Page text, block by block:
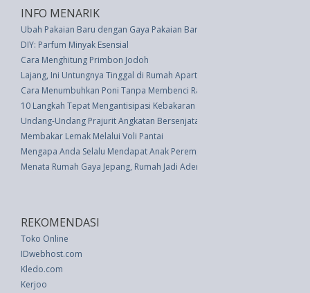
INFO MENARIK
Ubah Pakaian Baru dengan Gaya Pakaian Baru
DIY: Parfum Minyak Esensial
Cara Menghitung Primbon Jodoh
Lajang, Ini Untungnya Tinggal di Rumah Apartemen
Cara Menumbuhkan Poni Tanpa Membenci Rambut Seluruhnya
10 Langkah Tepat Mengantisipasi Kebakaran di Rumah
Undang-Undang Prajurit Angkatan Bersenjata Republik Indonesia (UU 2
Membakar Lemak Melalui Voli Pantai
Mengapa Anda Selalu Mendapat Anak Perempuan? Ini Alasannya
Menata Rumah Gaya Jepang, Rumah Jadi Adem
REKOMENDASI
Toko Online
IDwebhost.com
Kledo.com
Kerjoo